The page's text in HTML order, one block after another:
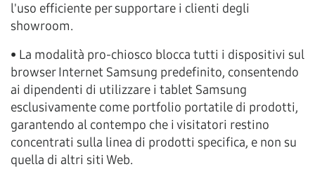
l'uso efficiente per supportare i clienti degli
showroom.
• La modalità pro-chiosco blocca tutti i dispositivi sul
browser Internet Samsung predefinito, consentendo
ai dipendenti di utilizzare i tablet Samsung
esclusivamente come portfolio portatile di prodotti,
garantendo al contempo che i visitatori restino
concentrati sulla linea di prodotti specifica, e non su
quella di altri siti Web.